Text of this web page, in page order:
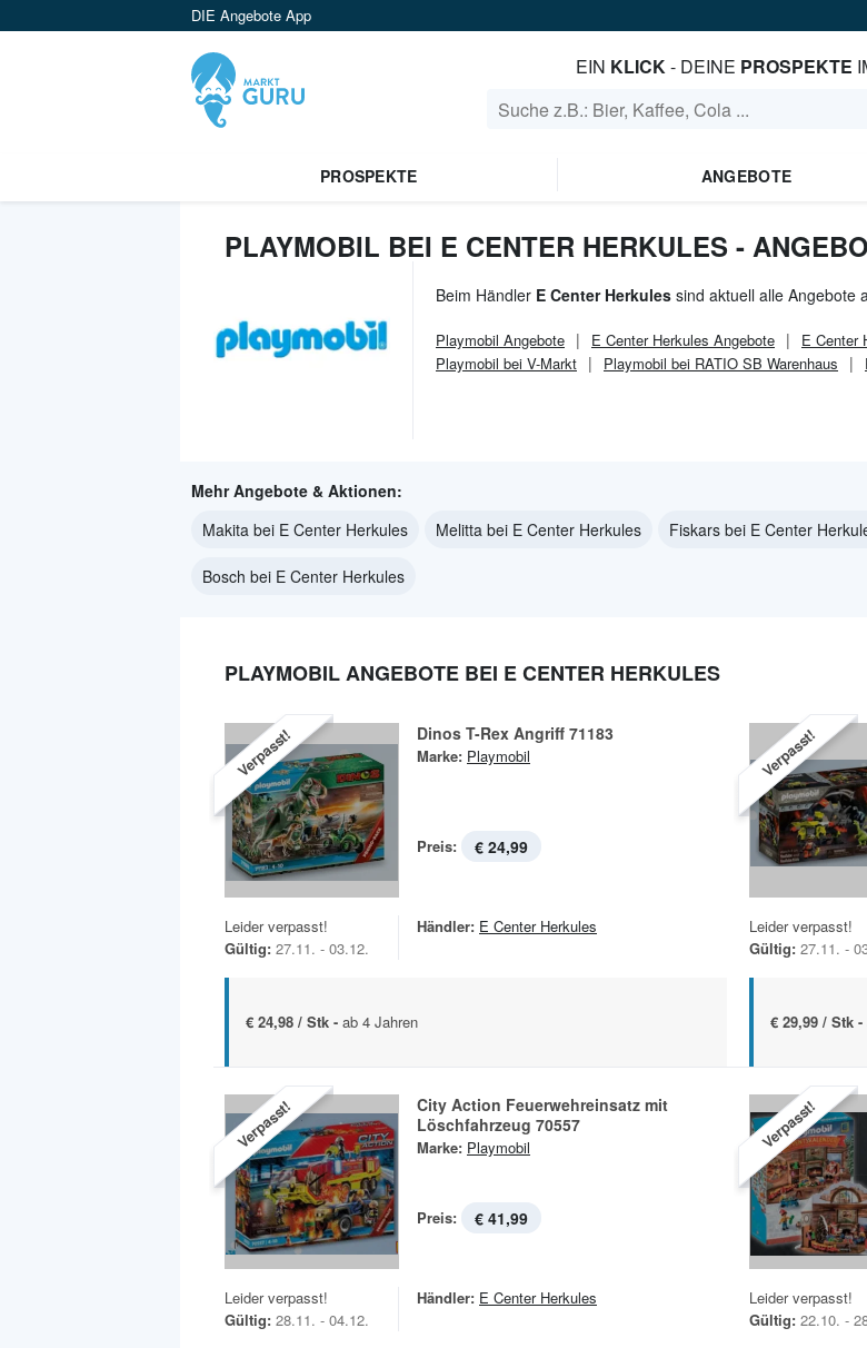
DIE Angebote App
EIN KLICK- DEINE PROSPEKTE
PROSPEKTE ANGEBOTE
PLAYMOBIL BEI E CENTER HERKULES -
Beim Händler E Center Herkules sind aktuell alle Angebote
Playmobil Angebote E Center Herkules Angebote E Center
Playmobil bei V-Markt
Playmobil bei RATIO SB Warenhaus
Mehr Angebote & Aktionen:
Makita bei E Center Herkules
Melitta bei E Center Herkules Fiskars bei E Center
Bosch bei E Center Herkules
PLAYMOBIL ANGEBOTE BEI E CENTER HERKULES
Verpasst! Dinos T-Rex Angriff 71183
Marke: Playmobil
Preis: € 24,99
Leider verpasst!
Gültig: 27.11. - 03.12.
Händler: E Center Herkules
€ 24,98 / Stk - ab 4 Jahren
Verpasst!
Leider verpasst!
Gültig: 27.11. -
€ 29,99 / Stk -
Verpasst!
City Action Feuerwehreinsatz mit
Löschfahrzeug 70557
Marke: Playmobil
Preis: € 41,99
Leider verpasst!
Gültig: 28.11. - 04.12.
Händler: E Center Herkules
Verpasst!
Leider verpasst!
Gültig: 22.10. -